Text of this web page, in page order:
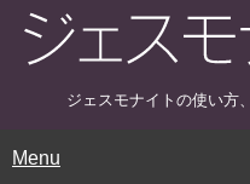
ジェスモナイトの使い方
Menu